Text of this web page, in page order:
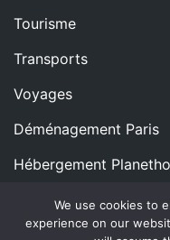
Tourisme
Transports
Voyages
Déménagement Paris
Hébergement
Copyright © All
We use cookies to
experience on our